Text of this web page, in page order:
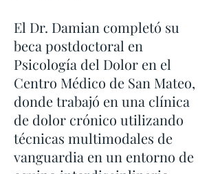
El Dr. Damian completó su
beca postdoctoral en
Psicología del Dolor en el
Centro Médico de San Mateo,
donde trabajó en una clínica
de dolor crónico utilizando
técnicas multimodales de
vanguardia en un entorno de